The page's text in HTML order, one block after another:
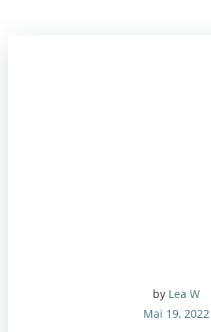
by Lea W
Mai 19, 2022